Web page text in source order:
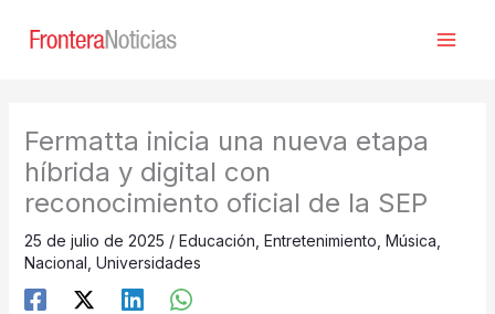
Fermatta inicia una nueva etapa
híbrida y digital con
reconocimiento oficial de la SEP
25 de julio de 2025 / Educación Entretenimiento Música
Nacional Universidades